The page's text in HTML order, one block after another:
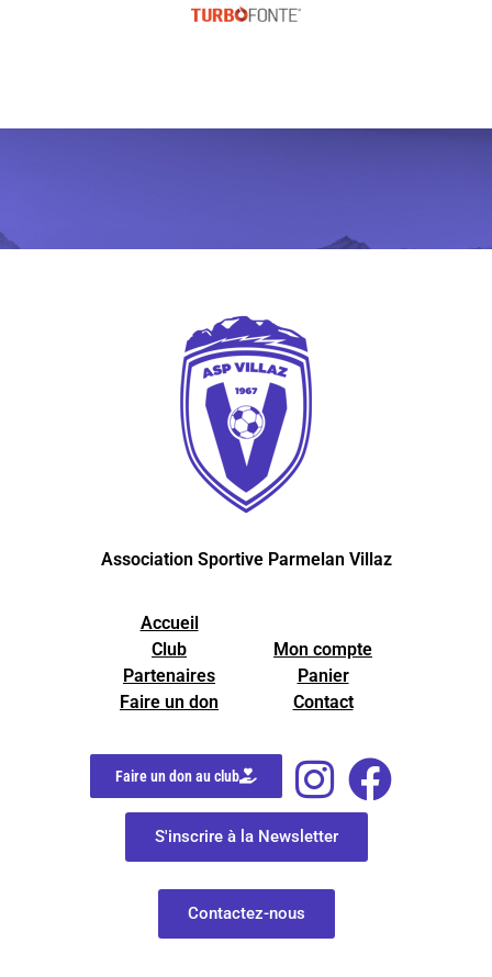
Association Sportive Parmelan Villaz
Accueil
Club
Partenaires
Faire un don
Mon compte
Panier
Contact
Faire un don au club
S'inscrire à la Newsletter
Contactez-nous